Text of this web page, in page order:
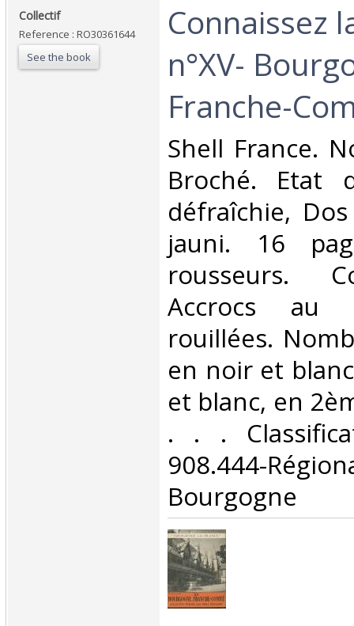
‎Collectif‎
Reference : RO30361644
See the book
‎Connaissez
n°XV-
Franche-
‎Shell France.
Broché. Etat
défraîchie,
jauni. 16
rousseurs.
Accrocs au
rouillées.
en noir et
et blanc, en
. . .
908.444-
Bourgogne‎